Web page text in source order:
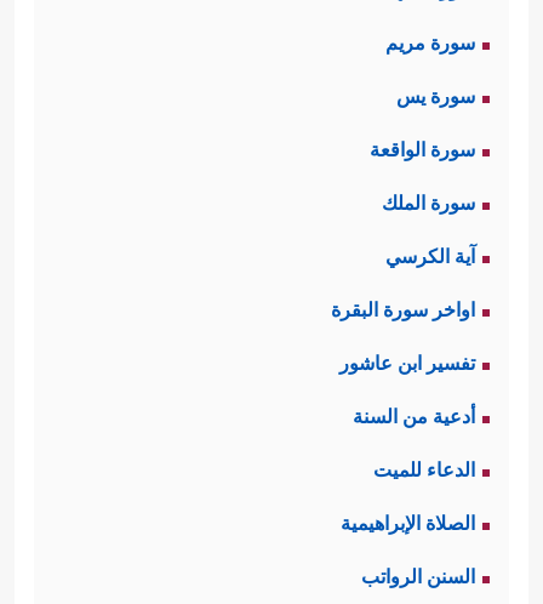
سورة مريم
سورة يس
سورة الواقعة
سورة الملك
آية الكرسي
اواخر سورة البقرة
تفسير ابن عاشور
أدعية من السنة
الدعاء للميت
الصلاة الإبراهيمية
السنن الرواتب